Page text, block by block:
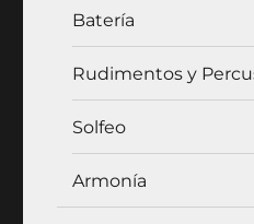
Batería
Rudimentos y
Solfeo
Armonía